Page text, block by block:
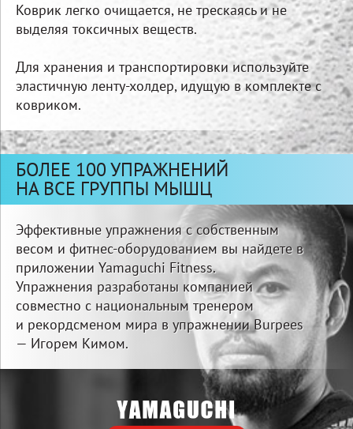
Коврик легко очищается, не трескаясь и не
выделяя токсичных веществ.
Для хранения и транспортировки используйте
эластичную ленту-холдер, идущую в комплекте с
ковриком.
БОЛЕЕ 100 УПРАЖНЕНИЙ
НА ВСЕ ГРУППЫ МЫШЦ
Эффективные упражнения с собственным
весом и фитнес-оборудованием вы найдете в
приложении Yamaguchi Fitness.
Упражнения разработаны компанией
совместно с национальным тренером
и рекордсменом мира в упражнении Burpees
— Игорем Кимом.